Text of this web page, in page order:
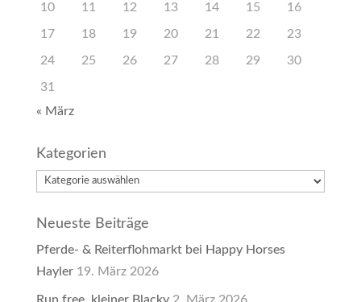
10 11 12 13 14 15 16
17 18 19 20 21 22 23
24 25 26 27 28 29 30
31
« März
Kategorien
Kategorien
Neueste Beiträge
Pferde- & Reiterflohmarkt bei Happy Horses
Hayler 19. März 2026
Run free, kleiner Blacky 2. März 2026